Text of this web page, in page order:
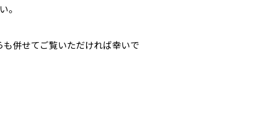
。
併せてご覧いただければ幸いで